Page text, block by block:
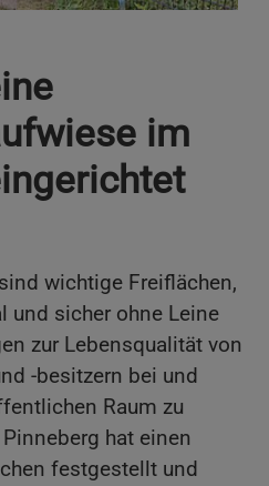
im
wichtige Freiflächen,
und sicher ohne Leine
zur Lebensqualität von
-besitzern bei und
Raum zu
hat einen
festgestellt und